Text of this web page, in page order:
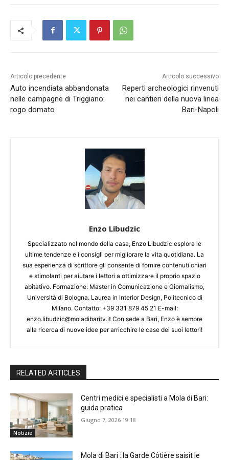
Articolo precedente
Auto incendiata abbandonata
nelle campagne di Triggiano:
rogo domato
Articolo successivo
Reperti archeologici rinvenuti
nei cantieri della nuova linea
Bari-Napoli
Enzo Libudzic
Specializzato nel mondo della casa, Enzo Libudzic esplora le
ultime tendenze e i consigli per migliorare la vita quotidiana. La
sua esperienza di scrittore gli consente di fornire contenuti chiari
e stimolanti per aiutare i lettori a ottimizzare il proprio spazio
abitativo. Formazione: Master in Comunicazione e Giornalismo,
Università di Bologna. Laurea in Interior Design, Politecnico di
Milano. Contatto: +39 331 879 45 21 E-mail:
enzo.libudzic@moladibaritv.it Con sede a Bari, Enzo è sempre
alla ricerca di nuove idee per arricchire le case dei suoi lettori!
RELATED ARTICLES
Notizie
Centri medici e specialisti a Mola di Bari:
guida pratica
Giugno 7, 2026 19:18
Mola di Bari : la Garde Côtière saisit le